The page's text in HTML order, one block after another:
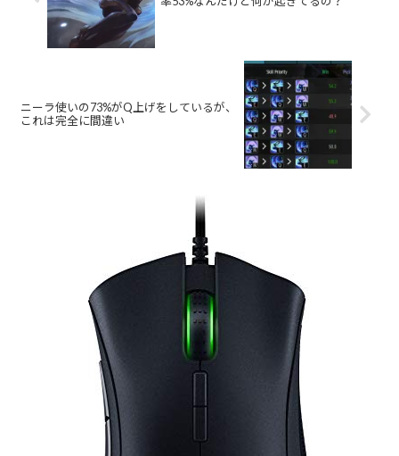
ニーラ使いの73%がQ上げをしているが、
これは完全に間違い